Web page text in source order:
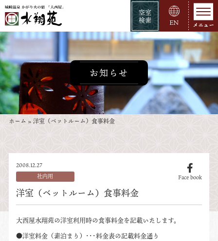
空室
検索
EN
お知らせ
ホーム » 洋室（ベットルーム）食事料金
2008.12.27
社内用
Face book
洋室（ベットルーム）食事料金
大西屋水翔苑の洋室利用時の食事料金を記載いたします。
●洋室料金（素泊まり）･･･料金表の記載料金通り